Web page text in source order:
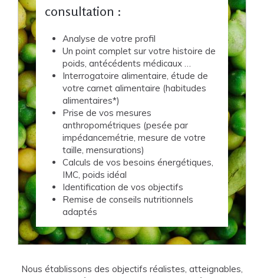
consultation :
Analyse de votre profil
Un point complet sur votre histoire de
poids, antécédents médicaux …
Interrogatoire alimentaire, étude de
votre carnet alimentaire (habitudes
alimentaires*)
Prise de vos mesures
anthropométriques (pesée par
impédancemétrie, mesure de votre
taille, mensurations)
Calculs de vos besoins énergétiques,
IMC, poids idéal
Identification de vos objectifs
Remise de conseils nutritionnels
adaptés
Nous établissons des objectifs réalistes, atteignables,